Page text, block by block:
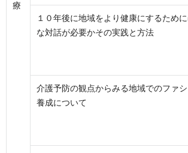
療
１０年後に地域をより健康にするため
な対話が必要かその実践と方法
介護予防の観点からみる地域でのファ
養成について